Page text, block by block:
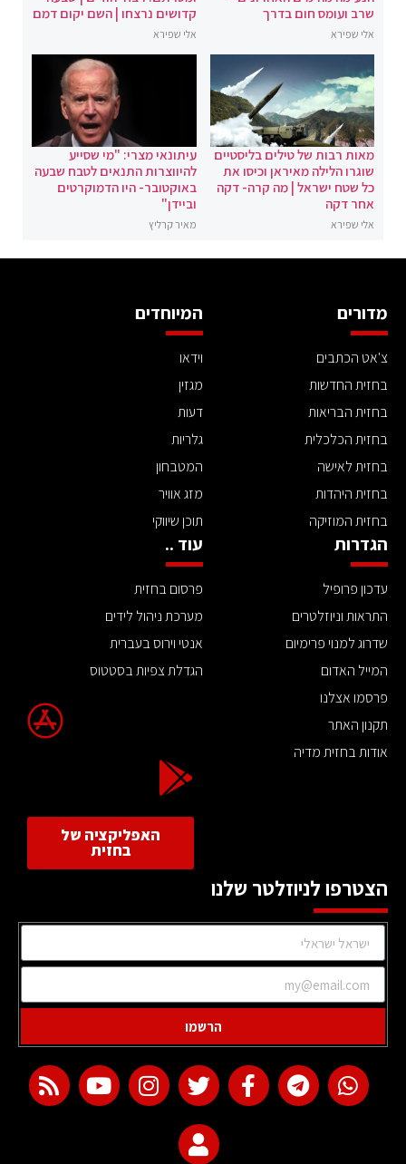
שרב ועומס חום בדרך
אלי שפירא
קדושים נרצחו | השם יקום דמם
אלי שפירא
מאות רבות של טילים בליסטיים
שוגרו הלילה מאיראן וכיסו את
כל שטח ישראל | מה קרה- דקה
אחר דקה
אלי שפירא
עיתונאי מצרי: "מי שסייע
להיווצרות התנאים לטבח שבעה
באוקטובר- היו הדמוקרטים
וביידן"
מאיר קרליץ
מדורים
צ'אט הכתבים
בחזית החדשות
בחזית הבריאות
בחזית הכלכלית
בחזית לאישה
בחזית היהדות
בחזית המוזיקה
המיוחדים
וידאו
מגזין
דעות
גלריות
המטבחון
מזג אוויר
תוכן שיווקי
הגדרות
עדכון פרופיל
התראות וניוזלטרים
שדרוג למנוי פרימיום
המייל האדום
פרסמו אצלנו
תקנון האתר
אודות בחזית מדיה
עוד ..
פרסום בחזית
מערכת ניהול לידים
אנטי וירוס בעברית
הגדלת צפיות בסטטוס
האפליקציה של
בחזית
הצטרפו לניוזלטר שלנו
הרשמו